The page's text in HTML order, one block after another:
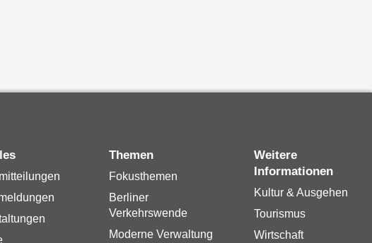
Themen
Fokusthemen
Berliner
Verkehrswende
Moderne Verwaltung
Weitere
Informationen
Kultur & Ausgehen
Tourismus
Wirtschaft